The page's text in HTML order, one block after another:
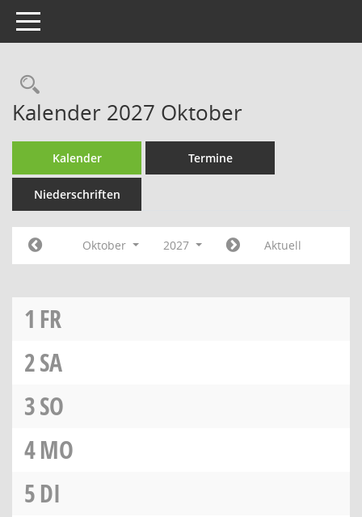
Toggle navigation
Rechercheauswahl
Kalender 2027 Oktober
Kalender Termine
Niederschriften
Oktober 2027 Aktuell
1 FR
2SA
3SO
4MO
5DI